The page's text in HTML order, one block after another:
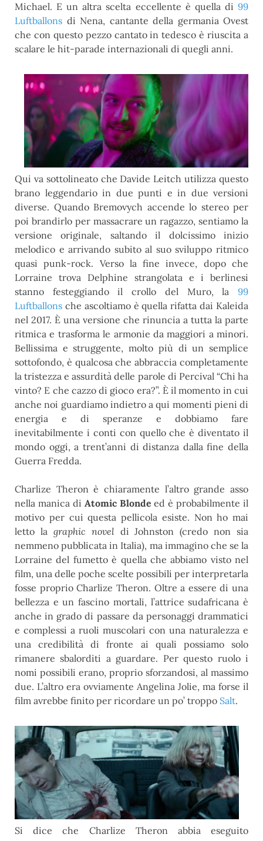
Michael. E un altra scelta eccellente è quella di 99
Luftballons di Nena, cantante della germania Ovest
che con questo pezzo cantato in tedesco è riuscita a
scalare le hit-parade internazionali di quegli anni.
Qui va sottolineato che Davide Leitch utilizza questo
brano leggendario in due punti e in due versioni
diverse. Quando Bremovych accende lo stereo per
poi brandirlo per massacrare un ragazzo, sentiamo la
versione originale, saltando il dolcissimo inizio
melodico e arrivando subito al suo sviluppo ritmico
quasi punk-rock. Verso la fine invece, dopo che
Lorraine trova Delphine strangolata e i berlinesi
stanno festeggiando il crollo del Muro, la 99
Luftballons che ascoltiamo è quella rifatta dai Kaleida
nel 2017. È una versione che rinuncia a tutta la parte
ritmica e trasforma le armonie da maggiori a minori.
Bellissima e struggente, molto più di un semplice
sottofondo, è qualcosa che abbraccia completamente
la tristezza e assurdità delle parole di Percival “Chi ha
vinto? E che cazzo di gioco era?”. È il momento in cui
anche noi guardiamo indietro a qui momenti pieni di
energia e di speranze e dobbiamo fare
inevitabilmente i conti con quello che è diventato il
mondo oggi, a trent’anni di distanza dalla fine della
Guerra Fredda.
Charlize Theron è chiaramente l’altro grande asso
nella manica di Atomic Blonde ed è probabilmente il
motivo per cui questa pellicola esiste. Non ho mai
letto la graphic noveldi Johnston (credo non sia
nemmeno pubblicata in Italia), ma immagino che se la
Lorraine del fumetto è quella che abbiamo visto nel
film, una delle poche scelte possibili per interpretarla
fosse proprio Charlize Theron. Oltre a essere di una
bellezza e un fascino mortali, l’attrice sudafricana è
anche in grado di passare da personaggi drammatici
e complessi a ruoli muscolari con una naturalezza e
una credibilità di fronte ai quali possiamo solo
rimanere sbalorditi a guardare. Per questo ruolo i
nomi possibili erano, proprio sforzandosi, al massimo
due. L’altro era ovviamente Angelina Jolie, ma forse il
film avrebbe finito per ricordare un po’ troppo Salt.
Si dice che Charlize Theron abbia eseguito